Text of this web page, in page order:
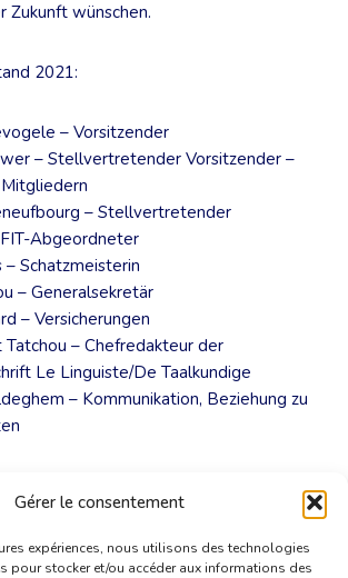
Gérer le consentement
expériences, nous utilisons des technologies
pour stocker et/ou accéder aux informations des
Zukunft wünschen.
2021:
– Vorsitzender
– Stellvertretender Vorsitzender –
– Stellvertretender
Abgeordneter
– Schatzmeisterin
– Generalsekretär
– Versicherungen
Tatchou – Chefredakteur der
Le Linguiste/De Taalkundige
– Kommunikation, Beziehung zu
François